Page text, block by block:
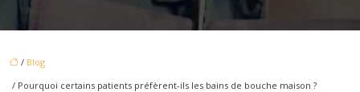
/ Blog
/ Pourquoi certains patients préfèrent-ils les bains de bouche maison ?